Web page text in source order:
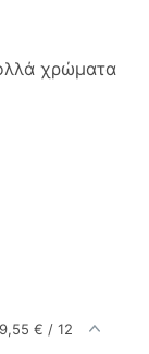
χρώματα
€ / 12